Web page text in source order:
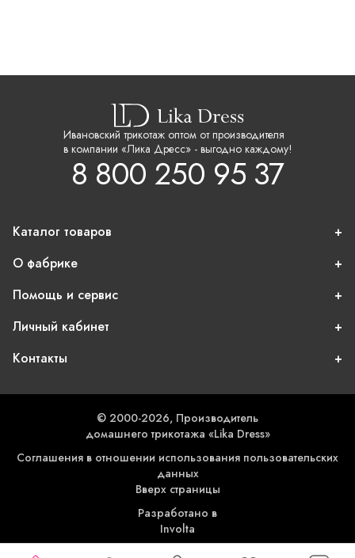
Ивановский трикотаж оптом от производителя
в компании «Лика Дресс» - выгодно каждому!
8 800 250 95 37
Каталог товаров
О фабрике
Помощь и сервис
Личный кабинет
Контакты
© 2000-2026, Производитель
домашнего трикотажа «Lika Dress»
Соглашения в отношении использования пользовательских
данных
Вверх страницы
Разработано в
Involta